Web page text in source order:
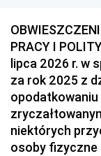
PRACY I
lipca 2026 r. w
za rok 2025 z
niektórych
osoby fizyczne